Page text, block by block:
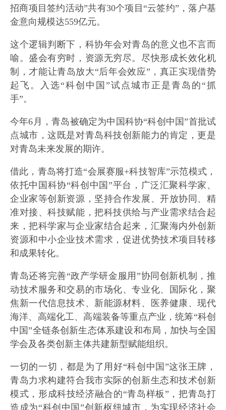
招商项目签约活动”共有30个项目“云签约”，落户基
金意向规模达559亿元。
这个逻辑判断下，科协年会对青岛的意义也不言而
喻。盛会有穷时，资源无穷尽。尽快形成长效化机
制，才能让青岛放大“后年会效应”，真正实现借势
起飞。入选“科创中国”试点城市正是青岛的“抓
手”。
今年6月，青岛被确定为中国科协“科创中国”首批试
点城市，这既是对青岛科技创新能力的肯定，更是
对青岛未来发展的期许。
借此，青岛将打造“会展赛服+科技智库”示范模式，
依托中国科协“科创中国”平台，广泛汇聚科学家、
企业家等创新资源，坚持合作发展、开放协同、精
准对接、科技赋能，把科技供给与产业需求结合起
来，把科学家与企业家结合起来，汇聚海内外创新
资源和中小企业技术需求，促进优势技术项目转移
和成果转化。
青岛还将完善“政产学研金服用”协同创新机制，推
动技术服务和交易的市场化、专业化、国际化，聚
焦新一代信息技术、新能源材料、医养健康、现代
海洋、高端化工、高端装备等重点产业，统筹“科创
中国”全链条创新生态体系建设和布局，加快与全国
学会及各类创新主体共建新型赋能组织。
一切的一切，都是为了用好“科创中国”这张王牌，
青岛力求构建符合我市实际的创新生态和技术创新
模式，形成科技经济融合的“青岛样板”，把青岛打
造成为“科创中国”创新枢纽城市，为实现经济社会